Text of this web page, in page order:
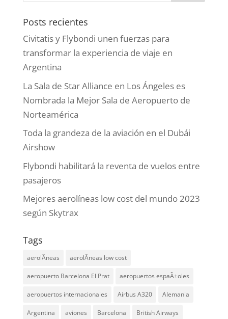
Posts recientes
Civitatis y Flybondi unen fuerzas para
transformar la experiencia de viaje en
Argentina
La Sala de Star Alliance en Los Ángeles es
Nombrada la Mejor Sala de Aeropuerto de
Norteamérica
Toda la grandeza de la aviación en el Dubái
Airshow
Flybondi habilitará la reventa de vuelos entre
pasajeros
Mejores aerolíneas low cost del mundo 2023
según Skytrax
Tags
aerolÃ­neas aerolÃ­neas low cost
aeropuerto Barcelona El Prat aeropuertos espaÃ±oles
aeropuertos internacionales Airbus A320 Alemania
Argentina aviones Barcelona British Airways